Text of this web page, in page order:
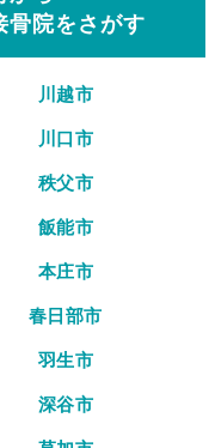
骨院をさがす
川越市
川口市
秩父市
飯能市
本庄市
春日部市
羽生市
深谷市